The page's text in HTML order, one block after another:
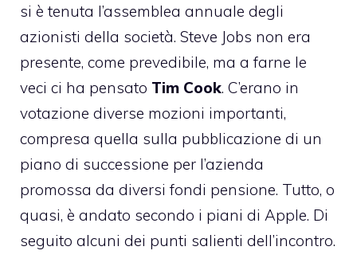
si è tenuta l’assemblea annuale degli
azionisti della società. Steve Jobs non era
presente, come prevedibile, ma a farne le
veci ci ha pensato Tim Cook. C’erano in
votazione diverse mozioni importanti,
compresa quella sulla pubblicazione di un
piano di successione per l’azienda
promossa da diversi fondi pensione. Tutto, o
quasi, è andato secondo i piani di Apple. Di
seguito alcuni dei punti salienti dell’incontro.